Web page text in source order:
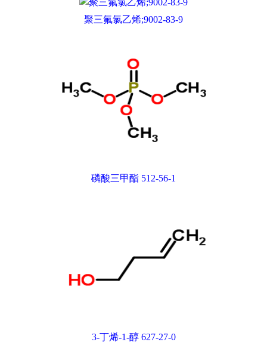
聚三氟氯乙烯;9002-83-9
磷酸三甲酯 512-56-1
3-丁烯-1-醇 627-27-0